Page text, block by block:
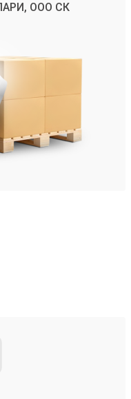
ООО СК